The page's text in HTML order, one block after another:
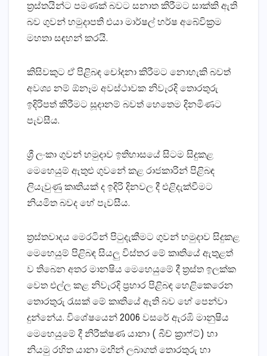
ත්‍රස්තයින්ට පමණක් බවට සනාත කිරීමට සාක්කි ඇති
බව ගුවන් හමුදාපති එයා මාර්ෂල් හර්ෂ අබේවික්‍රම
මහතා සඳහන් කරයි.
කිසිවකුට ඒ පිළිබඳ චෝදනා කිරීමට නොහැකි බවත්
අවශ්‍ය නම් ඕනෑම අවස්ථාවක නිවැරදි තොරතුරු
ඉදිරිපත් කිරීමට සූදානම් බවත් හෙතෙම දිනමිණට
පැවසීය.
ශ්‍රී ලංකා ගුවන් හමුදාව ඉතිහාසයේ සිටම සිදුකළ
මෙහෙයුම් ඇතුළු ගුවනේ කළ රාජකාරින් පිළිබඳ
ලියැවුණු කෘතියක් ද ඉදිරි දිනවල දී එළිදැක්වීමට
නියමිත බවද හේ පැවසීය.
ත්‍රස්තවාදය මෙරටින් පිටුදැකීමට ගුවන් හමුදාව සිදුකළ
මෙහෙයුම් පිළිබඳ සියලු විස්තර මේ කෘතියේ ඇතුළත්
ව තිබෙන අතර මානෂිය මෙහෙයුමේ දී ත්‍රස්ත ඉලක්ක
වෙත එල්ල කළ නිවැරදි ප්‍රහාර පිළිබඳ හෙළිකෙරෙන
තොරතුරු රැසක් මේ කෘතියේ ඇති බව හේ පෙන්වා
දුන්නේය. විශේෂයෙන් 2006 වසරේ ඇරඹි මානුෂිය
මෙහෙයුමේ දී නිරීක්ෂණ යානා ( බීච් ක්‍රාෆ්ට්) හා
නියමු රහිත යානා මඟින් ලබාගත් තොරතුරු හා